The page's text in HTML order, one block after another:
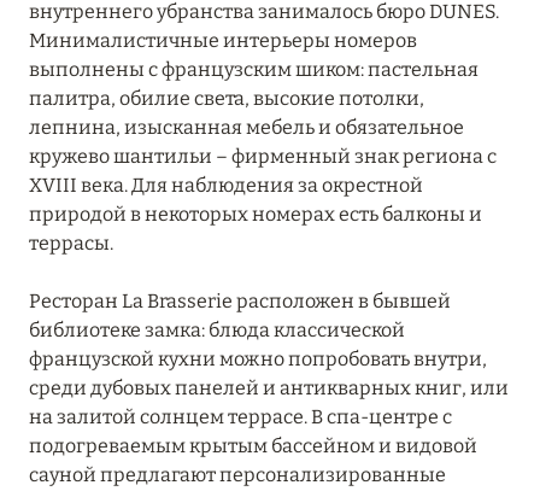
внутреннего убранства занималось бюро DUNES.
Минималистичные интерьеры номеров
выполнены с французским шиком: пастельная
палитра, обилие света, высокие потолки,
лепнина, изысканная мебель и обязательное
кружево шантильи – фирменный знак региона с
XVIII века. Для наблюдения за окрестной
природой в некоторых номерах есть балконы и
террасы.
Ресторан La Brasserie расположен в бывшей
библиотеке замка: блюда классической
французской кухни можно попробовать внутри,
среди дубовых панелей и антикварных книг, или
на залитой солнцем террасе. В спа-центре с
подогреваемым крытым бассейном и видовой
сауной предлагают персонализированные